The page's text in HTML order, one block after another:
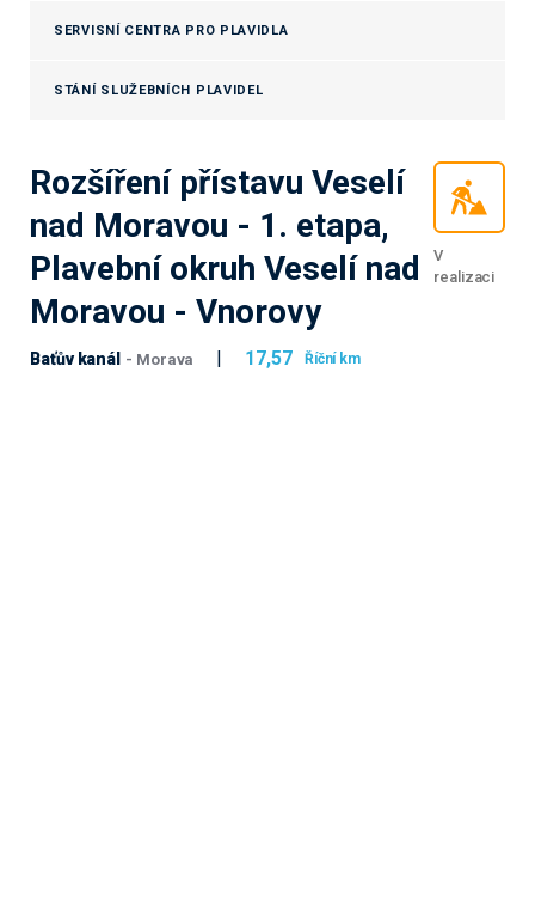
SERVISNÍ CENTRA PRO PLAVIDLA
STÁNÍ SLUŽEBNÍCH PLAVIDEL
Rozšíření přístavu Veselí
nad Moravou - 1. etapa,
Plavební okruh Veselí nad
Moravou - Vnorovy
Baťův kanál - Morava 17,57 Říční km
V
realizaci